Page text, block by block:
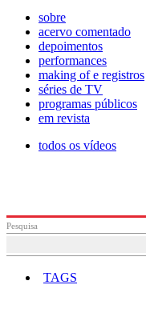
sobre
acervo comentado
depoimentos
performances
making of e registros
séries de TV
programas públicos
em revista
todos os vídeos
Pesquisa
TAGS